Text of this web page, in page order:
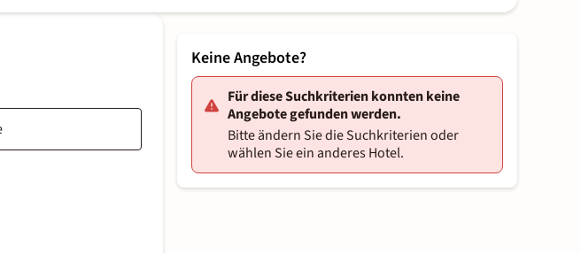
Keine Angebote?
Für diese Suchkriterien konnten keine
Angebote gefunden werden.
Bitte ändern Sie die Suchkriterien oder
wählen Sie ein anderes Hotel.